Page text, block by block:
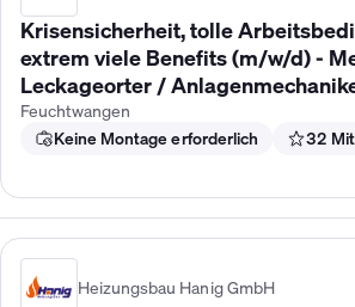
Krisensicherheit, tolle
extrem viele Benefits (m/w/d) -
Leckageorter /
gesucht!
Feuchtwangen
Keine Montage erforderlich
32
Heizungsbau Hanig GmbH